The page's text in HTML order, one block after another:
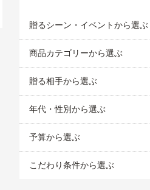
贈るシーン・イベントから選ぶ
商品カテゴリーから選ぶ
贈る相手から選ぶ
年代・性別から選ぶ
予算から選ぶ
こだわり条件から選ぶ